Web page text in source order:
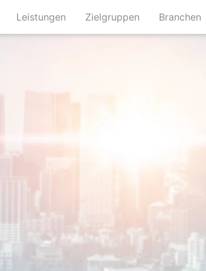
Leistungen (current)
Zielgruppen (current)
Branchen